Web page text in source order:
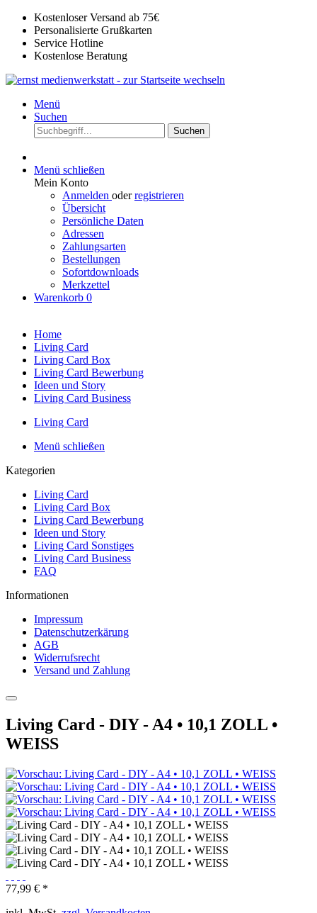
Kostenloser Versand ab 75€
Personalisierte Grußkarten
Service Hotline
Kostenlose Beratung
Menü
Suchen
Suchen
Menü schließen
Mein Konto
Anmelden oderregistrieren
Übersicht
Persönliche Daten
Adressen
Zahlungsarten
Bestellungen
Sofortdownloads
Merkzettel
Warenkorb 0
Home
Living Card
Living Card Box
Living Card Bewerbung
Ideen und Story
Living Card Business
Living Card
Menü schließen
Kategorien
Living Card
Living Card Box
Living Card Bewerbung
Ideen und Story
Living Card Sonstiges
Living Card Business
FAQ
Informationen
Impressum
Datenschutzerkärung
AGB
Widerrufsrecht
Versand und Zahlung
Living Card - DIY - A4 • 10,1 ZOLL •
WEISS
77,99 € *